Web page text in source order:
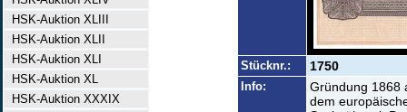
HSK-Auktion XLIII
HSK-Auktion XLII
HSK-Auktion XLI
HSK-Auktion XL
HSK-Auktion XXXIX
Stücknr.: 1750
Info:
Gründung 1868
dem